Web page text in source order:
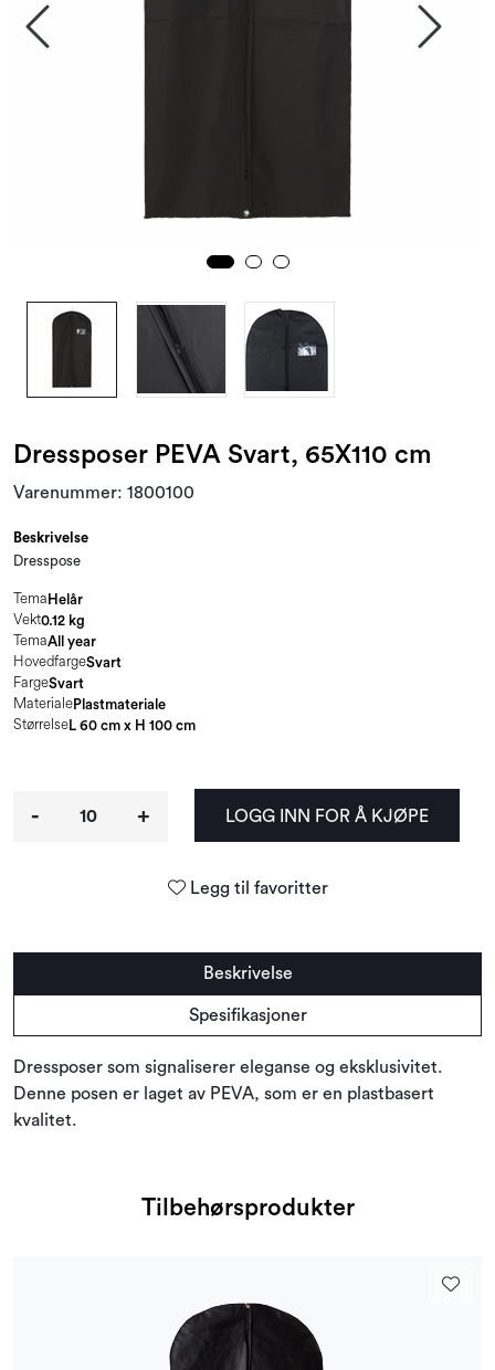
Dressposer PEVA Svart, 65X110 cm
Varenummer: 1800100
Beskrivelse
Dresspose
Tema Helår
Vekt0.12 kg
TemaAll year
HovedfargeSvart
FargeSvart
MaterialePlastmateriale
StørrelseL 60 cm x H 100 cm
- + LOGG INN FOR Å KJØPE
Legg til favoritter
Beskrivelse
Spesifikasjoner
Dressposer som signaliserer eleganse og eksklusivitet.
Denne posen er laget av PEVA, som er en plastbasert
kvalitet.
Tilbehørsprodukter
Kampanjer og Outlet